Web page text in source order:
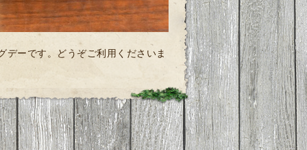
ーです。どうぞご利用くださいま